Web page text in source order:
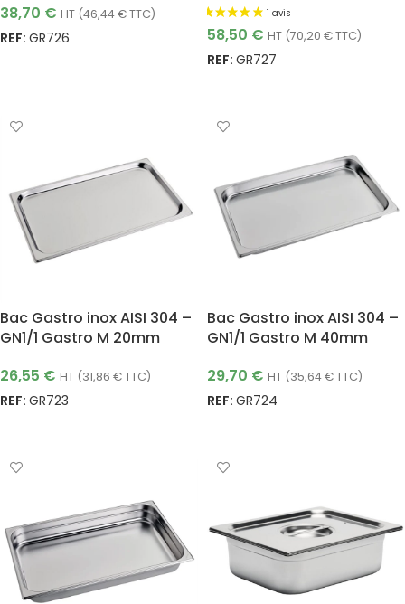
38,70 € HT (46,44€TTC)
REF: GR726 58,50 € HT (70,20 €TTC)
REF: GR727
Bac Gastro inox AISI 304 –
GN1/1 Gastro M 20mm
26,55 € HT (31,86 €TTC)
REF: GR723
Bac Gastro inox AISI 304 –
GN1/1 Gastro M 40mm
29,70 € HT (35,64€TTC)
REF: GR724